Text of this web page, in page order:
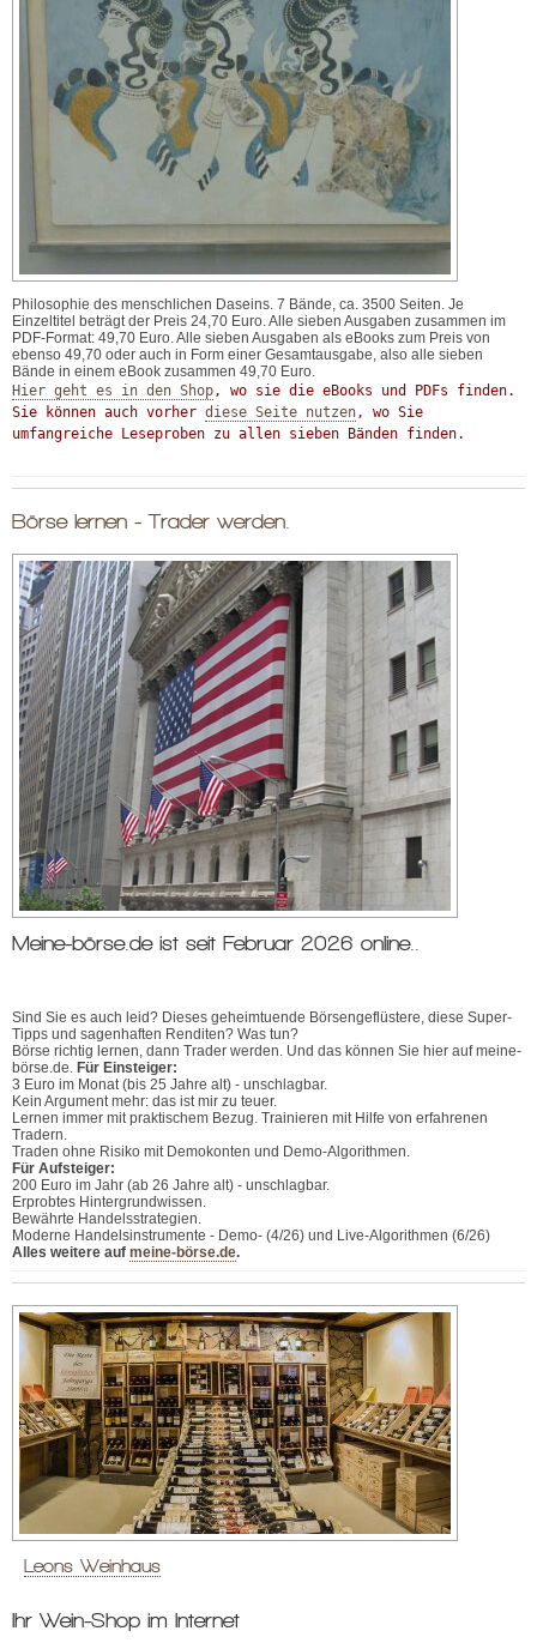
Philosophie des menschlichen Daseins. 7 Bände, ca. 3500 Seiten. Je
Einzeltitel beträgt der Preis 24,70 Euro. Alle sieben Ausgaben zusammen im
PDF-Format: 49,70 Euro. Alle sieben Ausgaben als eBooks zum Preis von
ebenso 49,70 oder auch in Form einer Gesamtausgabe, also alle sieben
Bände in einem eBook zusammen 49,70 Euro.
Hier geht es in den Shop , wo sie die eBooks und PDFs finden.
Sie können auch vorher diese Seite nutzen , wo Sie
umfangreiche Leseproben zu allen sieben Bänden finden.
Börse lernen - Trader werden.
Meine-börse.de ist seit Februar 2026 online..
Sind Sie es auch leid? Dieses geheimtuende Börsengeflüstere, diese Super-
Tipps und sagenhaften Renditen? Was tun?
Börse richtig lernen, dann Trader werden. Und das können Sie hier auf meine-
börse.de. Für Einsteiger:
3 Euro im Monat (bis 25 Jahre alt) - unschlagbar.
Kein Argument mehr: das ist mir zu teuer.
Lernen immer mit praktischem Bezug. Trainieren mit Hilfe von erfahrenen
Tradern.
Traden ohne Risiko mit Demokonten und Demo-Algorithmen.
Für Aufsteiger:
200 Euro im Jahr (ab 26 Jahre alt) - unschlagbar.
Erprobtes Hintergrundwissen.
Bewährte Handelsstrategien.
Moderne Handelsinstrumente - Demo- (4/26) und Live-Algorithmen (6/26)
Alles weitere auf meine-börse.de.
Leons Weinhaus
Ihr Wein-Shop im Internet